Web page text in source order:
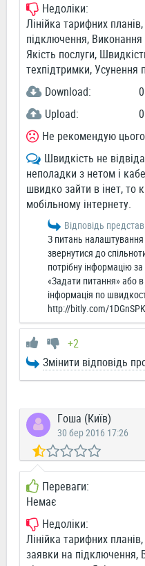
Недоліки:
Лінійка тарифних
підключення,
Якість послуги,
техпідтримки,
Download:
Upload:
Не рекомендую
Швидкість не
неполадки з нетом і
швидко зайти в інет, то
мобільному інтернету.
Відповідь
З питань
звернутися до
потрібну інформацію
«Задати питання» або в
інформація по
http://bitly.com/
+2
Змінити відповідь
Гоша (Київ)
30 бер 2016 17:26
Переваги:
Немає
Недоліки:
Лінійка тарифних
заявки на підключення,